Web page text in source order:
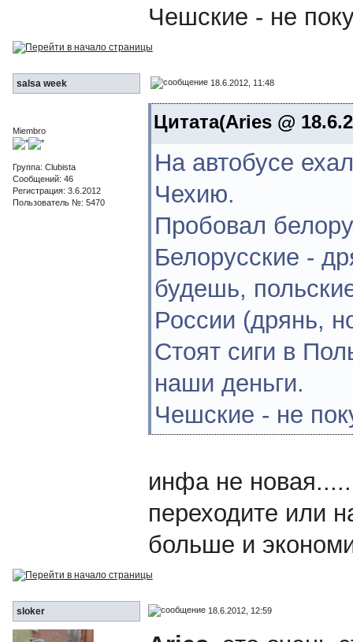
Чешские - не
salsa week 18.6.2012, 11:48
Miembro
Группа: Clubista
Сообщений: 46
Регистрация: 3.6.2012
Пользователь №: 5470
Цитата(Aries @
На автобусе
Чехию.
Пробовал
Белорусские -
будешь,
России (дрянь,
Стоят сиги в
наши деньги.
Чешские - не
инфа не
переходите или
больше и
sloker 18.6.2012, 12:59